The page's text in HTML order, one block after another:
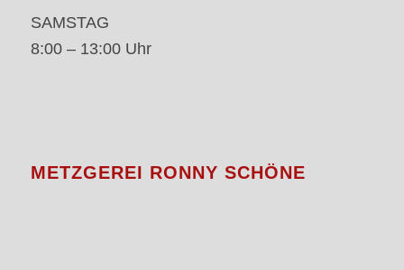
SAMSTAG
8:00 – 13:00 Uhr
METZGEREI RONNY SCHÖNE